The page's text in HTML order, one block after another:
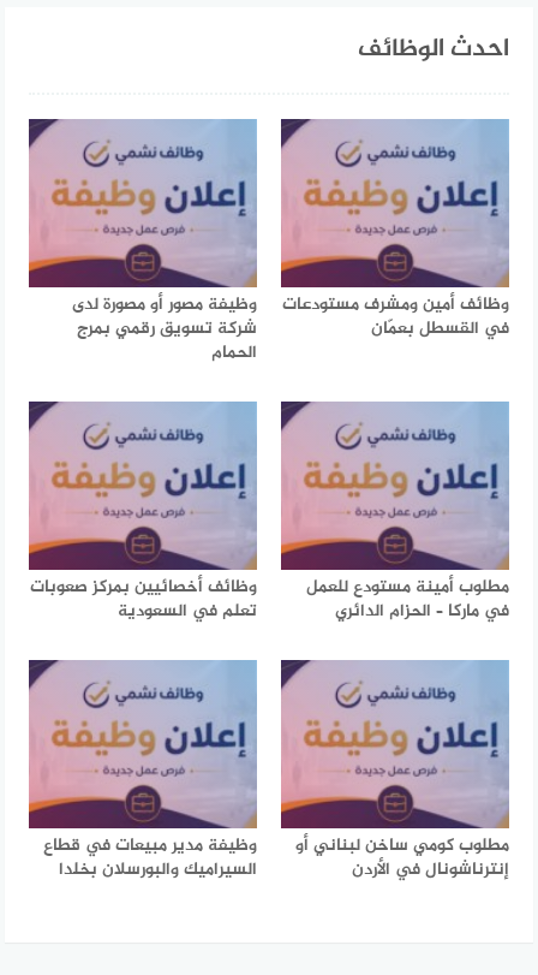
احدث الوظائف
وظائف أمين ومشرف مستودعات
في القسطل بعمّان
وظيفة مصور أو مصورة لدى
شركة تسويق رقمي بمرج
الحمام
مطلوب أمينة مستودع للعمل
في ماركا – الحزام الدائري
وظائف أخصائيين بمركز صعوبات
تعلم في السعودية
مطلوب كومي ساخن لبناني أو
إنترناشونال في الأردن
وظيفة مدير مبيعات في قطاع
السيراميك والبورسلان بخلدا